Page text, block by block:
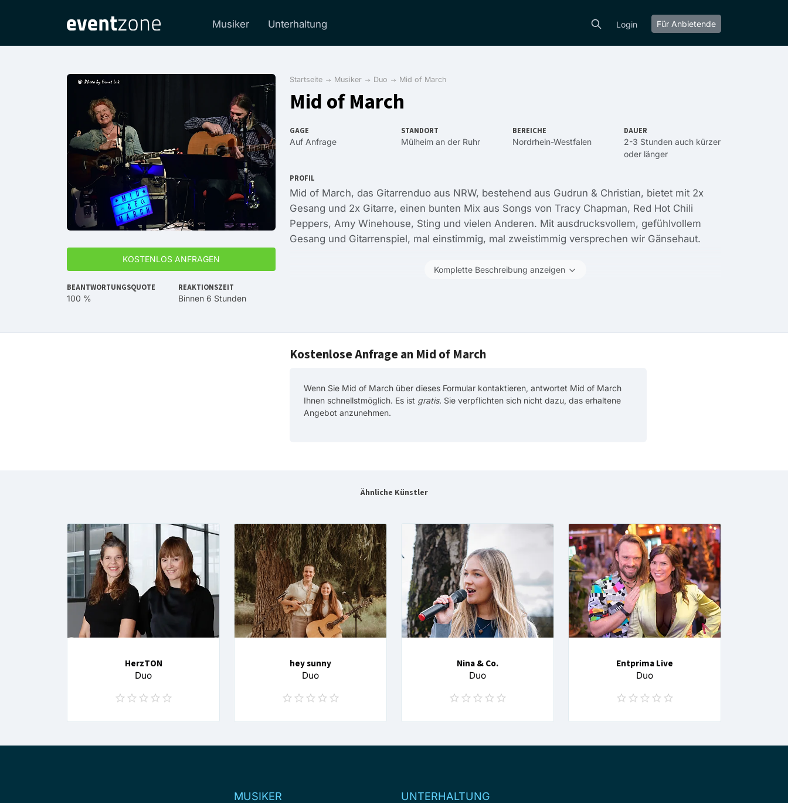
Musiker Unterhaltung Login Für Anbietende
KOSTENLOS ANFRAGEN
BEANTWORTUNGSQUOTE
100 %
REAKTIONSZEIT
Binnen 6 Stunden
Startseite Musiker Duo Mid of March
Mid of March
GAGE
Auf Anfrage
STANDORT
Mülheim an der Ruhr
BEREICHE
Nordrhein-Westfalen
DAUER
2-3 Stunden auch kürzer
oder länger
PROFIL
Mid of March, das Gitarrenduo aus NRW, bestehend aus Gudrun & Christian, bietet mit 2x
Gesang und 2x Gitarre, einen bunten Mix aus Songs von Tracy Chapman, Red Hot Chili
Peppers, Amy Winehouse, Sting und vielen Anderen. Mit ausdrucksvollem, gefühlvollem
Gesang und Gitarrenspiel, mal einstimmig, mal zweistimmig versprechen wir Gänsehaut.
Komplette Beschreibung anzeigen
Kostenlose Anfrage an Mid of March
Wenn Sie Mid of March über dieses Formular kontaktieren, antwortet Mid of March
Ihnen schnellstmöglich. Es ist gratis. Sie verpflichten sich nicht dazu, das erhaltene
Angebot anzunehmen.
Ähnliche Künstler
HerzTON
Duo
hey sunny
Duo
Nina & Co.
Duo
Entprima Live
Duo
MUSIKER UNTERHALTUNG